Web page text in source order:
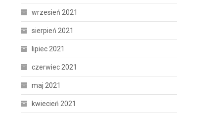
wrzesień 2021
sierpień 2021
lipiec 2021
czerwiec 2021
maj 2021
kwiecień 2021